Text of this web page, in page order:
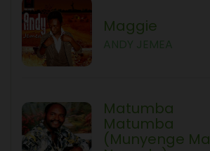
Maggie
Matumba
Matumba
(Munyenge Ma